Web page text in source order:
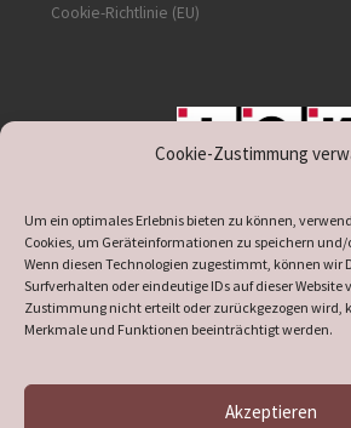
Cookie-Zustimmung
Um ein optimales Erlebnis bieten zu können,
Cookies, um Geräteinformationen zu speichern
Wenn diesen Technologien zugestimmt, können wir
Surfverhalten oder eindeutige IDs auf dieser Website
Zustimmung nicht erteilt oder zurückgezogen wird,
Merkmale und Funktionen beeinträchtigt werden.
Akzeptieren
Cookie-Richtlinie (EU)
supported by DÖ